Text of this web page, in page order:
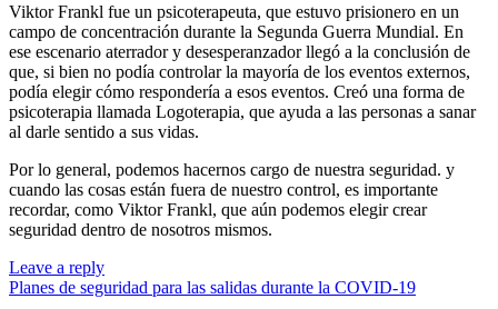
Viktor Frankl fue un psicoterapeuta, que estuvo prisionero en un
campo de concentración durante la Segunda Guerra Mundial. En
ese escenario aterrador y desesperanzador llegó a la conclusión de
que, si bien no podía controlar la mayoría de los eventos externos,
podía elegir cómo respondería a esos eventos. Creó una forma de
psicoterapia llamada Logoterapia, que ayuda a las personas a sanar
al darle sentido a sus vidas.
Por lo general, podemos hacernos cargo de nuestra seguridad. y
cuando las cosas están fuera de nuestro control, es importante
recordar, como Viktor Frankl, que aún podemos elegir crear
seguridad dentro de nosotros mismos.
Leave a reply
Planes de seguridad para las salidas durante la COVID-19